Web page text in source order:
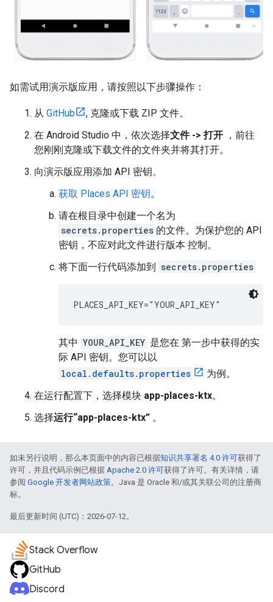
如需试用演示版应用，请按照以下步骤操作：
从 GitHub
, 克隆或下载 ZIP 文件。
在 Android Studio 中，依次选择文件 -> 打开 ，前往
您刚刚克隆或下载文件的文件夹并将其打开。
向演示版应用添加 API 密钥。
获取 Places API 密钥。
请在根目录中创建一个名为
secrets.properties 的文件。为保护您的 API
密钥，不应对此文件进行版本 控制。
将下面一行代码添加到 secrets.properties
PLACES_API_KEY="YOUR_API_KEY"
其中 YOUR_API_KEY 是您在 第一步中获得的实
际 API 密钥。您可以以
local.defaults.properties
为例。
在运行配置下，选择模块 app-places-ktx。
选择运行“app-places-ktx” 。
如未另行说明，那么本页面中的内容已根据知识共享署名 4.0 许可获得了
许可，并且代码示例已根据 Apache 2.0 许可获得了许可。有关详情，请
参阅 Google 开发者网站政策。Java 是 Oracle 和/或其关联公司的注册商
标。
最后更新时间 (UTC)：2026-07-12。
Stack Overflow
GitHub
Discord